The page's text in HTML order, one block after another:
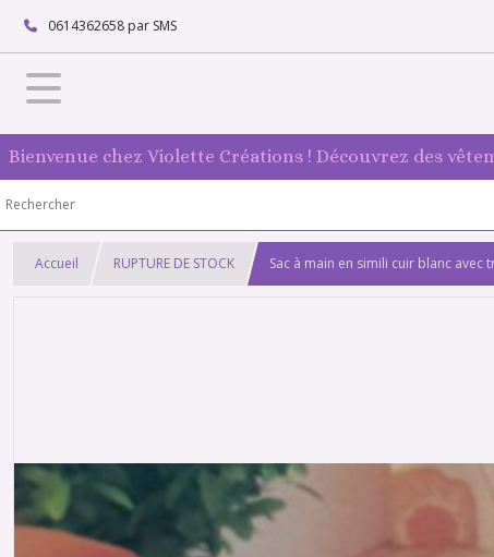
0614362658 par SMS
Bienvenue chez Violette Créations ! Découvrez des
Accueil RUPTURE DE STOCK Sac à main en simili cuir blanc